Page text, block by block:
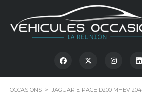
OCCASIONS > JAGUAR E-PACE D200 MHEV